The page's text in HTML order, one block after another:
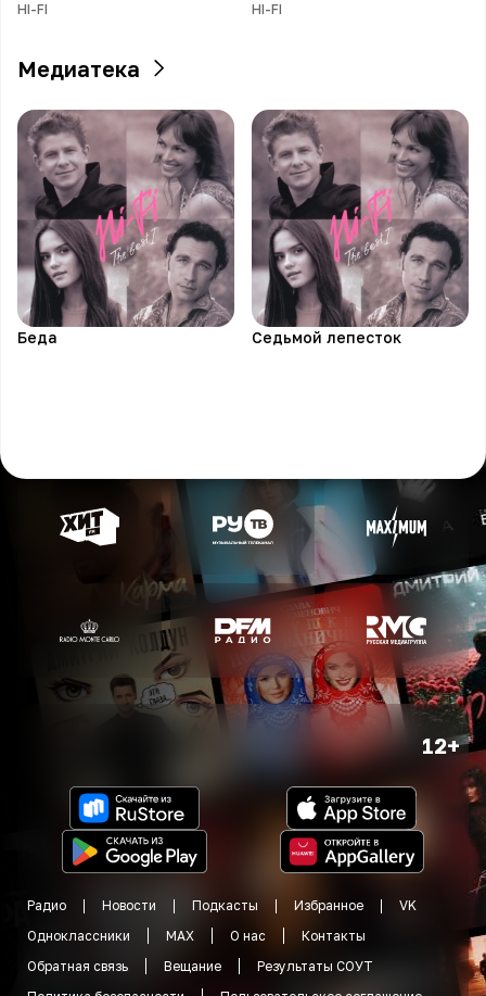
HI-FI HI-FI
Медиатека
Беда Седьмой лепесток
12+
Радио Новости Подкасты Избранное
VK
Одноклассники
MAX О нас
Контакты
Обратная связь
Вещание
Результаты СОУТ